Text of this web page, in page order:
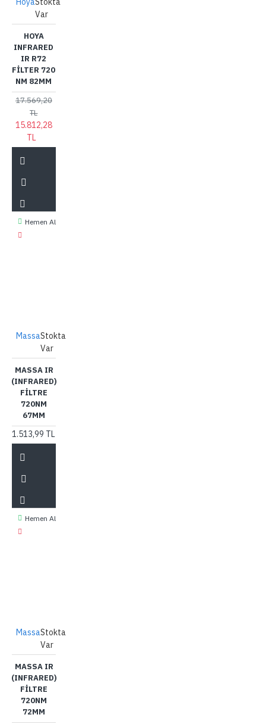
Var
HOYA
INFRARED
IR R72
FILTER 720
NM 82MM
17.569,20
TL
15.812,28
TL
Hemen Al
MassaStokta
Var
MASSA IR
(INFRARED)
FILTRE
720NM
67MM
1.513,99 TL
Hemen Al
MassaStokta
Var
MASSA IR
(INFRARED)
FILTRE
720NM
72MM